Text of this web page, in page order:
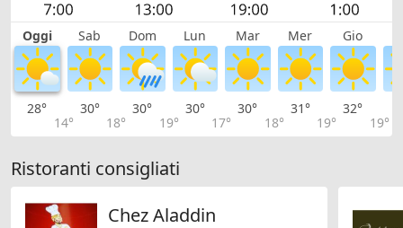
Oggi Sab Dom Lun Mar Mer Gio
28°
14°
30°
18°
30°
19°
30°
17°
30°
18°
31°
19°
32°
19°
Ristoranti consigliati
Chez Aladdin